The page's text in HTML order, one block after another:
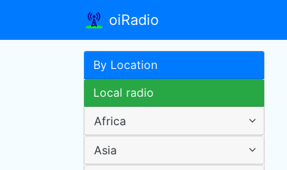
oiRadio
By Location
Local radio
Africa
Asia